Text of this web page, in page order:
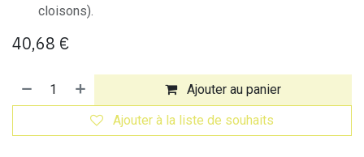
cloisons).
40,68 €
Ajouter au panier
Ajouter à la liste de souhaits